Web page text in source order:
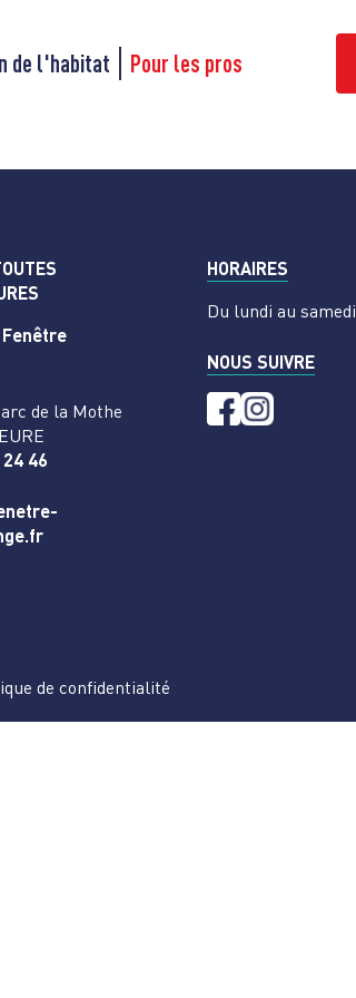
de l'habitat Pour les pros
de la Mothe
46
HORAIRES
Du lundi au samedi
NOUS SUIVRE
de confidentialité